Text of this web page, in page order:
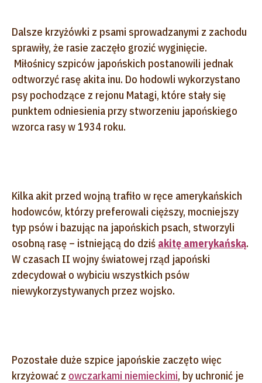
Dalsze krzyżówki z psami sprowadzanymi z zachodu
sprawiły, że rasie zaczęło grozić wyginięcie.
Miłośnicy szpiców japońskich postanowili jednak
odtworzyć rasę akita inu. Do hodowli wykorzystano
psy pochodzące z rejonu Matagi, które stały się
punktem odniesienia przy stworzeniu japońskiego
wzorca rasy w 1934 roku.
Kilka akit przed wojną trafiło w ręce amerykańskich
hodowców, którzy preferowali cięższy, mocniejszy
typ psów i bazując na japońskich psach, stworzyli
osobną rasę – istniejącą do dziś akitę amerykańską.
W czasach II wojny światowej rząd japoński
zdecydował o wybiciu wszystkich psów
niewykorzystywanych przez wojsko.
Pozostałe duże szpice japońskie zaczęto więc
krzyżować z owczarkami niemieckimi, by uchronić je